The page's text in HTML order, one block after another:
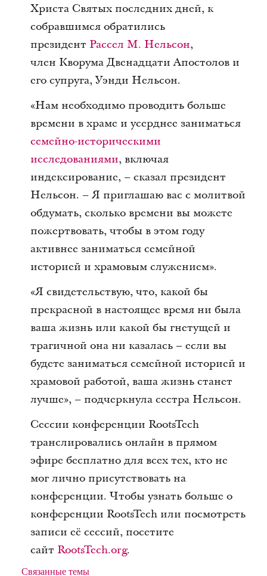
Христа Святых последних дней, к
собравшимся обратились
президент Рассел М. Нельсон,
член Кворума Двенадцати Апостолов и
его супруга, Уэнди Нельсон.
«Нам необходимо проводить больше
времени в храме и усерднее заниматься
семейно-историческими
исследованиями, включая
индексирование, – сказал президент
Нельсон. – Я приглашаю вас с молитвой
обдумать, сколько времени вы можете
пожертвовать, чтобы в этом году
активнее заниматься семейной
историей и храмовым служением».
«Я свидетельствую, что, какой бы
прекрасной в настоящее время ни была
ваша жизнь или какой бы гнетущей и
трагичной она ни казалась – если вы
будете заниматься семейной историей и
храмовой работой, ваша жизнь станет
лучше», – подчеркнула сестра Нельсон.
Сессии конференции RootsTech
транслировались онлайн в прямом
эфире бесплатно для всех тех, кто не
мог лично присутствовать на
конференции. Чтобы узнать больше о
конференции RootsTech или посмотреть
записи её сессий, посетите
сайт RootsTech.org.
Связанные темы